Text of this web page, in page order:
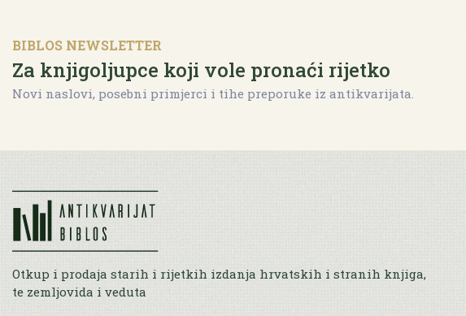
BIBLOS NEWSLETTER
Za knjigoljupce koji vole pronaći rijetko
Novi naslovi, posebni primjerci i tihe preporuke iz antikvarijata.
Otkup i prodaja starih i rijetkih izdanja hrvatskih i stranih knjiga,
te zemljovida i veduta